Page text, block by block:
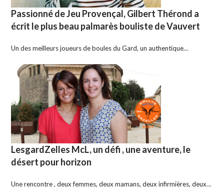
Passionné de Jeu Provençal, Gilbert Thérond a
écrit le plus beau palmarès bouliste de Vauvert
Un des meilleurs joueurs de boules du Gard, un authentique…
LesgardZelles McL, un défi , une aventure, le
désert pour horizon
Une rencontre , deux femmes, deux mamans, deux infirmières, deux…